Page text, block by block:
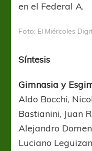
en el Federal A.
Foto: El Miércoles
Síntesis
Gimnasia y
Aldo Bocchi,
Bastianini, Juan
Alejandro
Luciano